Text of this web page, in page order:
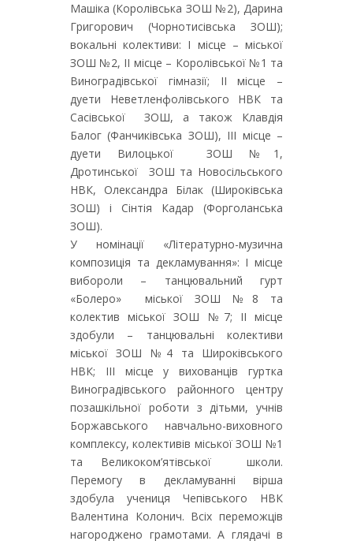
Машіка (Королівська ЗОШ №2), Дарина
Григорович (Чорнотисівська ЗОШ);
вокальні колективи: І місце – міської
ЗОШ №2, ІІ місце – Королівської №1 та
Виноградівської гімназії; ІІ місце –
дуети Неветленфолівського НВК та
Сасівської ЗОШ, а також Клавдія
Балог (Фанчиківська ЗОШ), ІІІ місце –
дуети Вилоцької ЗОШ №1,
Дротинської ЗОШ та Новосільського
НВК, Олександра Білак (Широківська
ЗОШ) і Сінтія Кадар (Форголанська
ЗОШ).
У номінації «Літературно-музична
композиція та декламування»: І місце
вибороли – танцювальний гурт
«Болеро» міської ЗОШ №8 та
колектив міської ЗОШ №7; ІІ місце
здобули – танцювальні колективи
міської ЗОШ №4 та Широківського
НВК; ІІІ місце у вихованців гуртка
Виноградівського районного центру
позашкільної роботи з дітьми, учнів
Боржавського навчально-виховного
комплексу, колективів міської ЗОШ №1
та Великоком’ятівської школи.
Перемогу в декламуванні вірша
здобула учениця Чепівського НВК
Валентина Колонич. Всіх переможців
нагороджено грамотами. А глядачі в